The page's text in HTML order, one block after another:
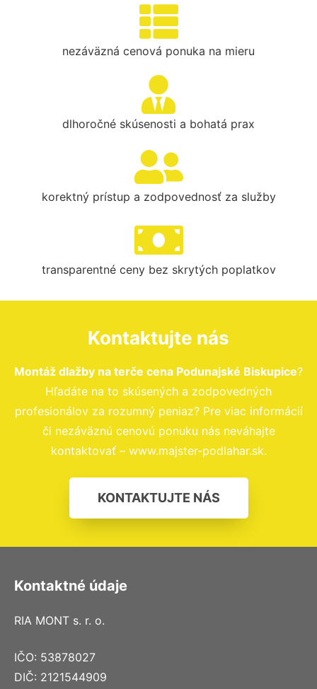
nezáväzná cenová ponuka na mieru
dlhoročné skúsenosti a bohatá prax
korektný prístup a zodpovednosť za služby
transparentné ceny bez skrytých poplatkov
Kontaktujte nás
Montáž dlažby na terče cena Podunajské Biskupice?
Hľadáte na to skúsených a zodpovedných
profesionálov za rozumný peniaz? Pre viac informácií
či nezáväznú cenovú ponuku nás neváhajte
kontaktovať – www.majster-podlahar.sk.
KONTAKTUJTE NÁS
Kontaktné údaje
RIA MONT s. r. o.
IČO: 53878027
DIČ: 2121544909